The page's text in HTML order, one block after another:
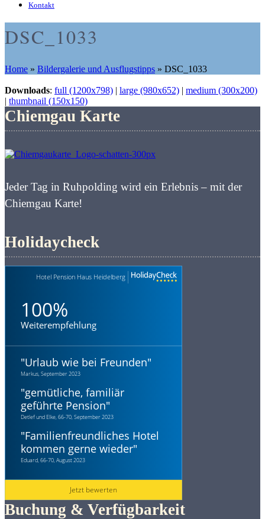
Kontakt
DSC_1033
Home » Bildergalerie und Ausflugstipps » DSC_1033
Downloads: full (1200x798) | large (980x652) | medium (300x200)
| thumbnail (150x150)
Chiemgau Karte
Jeder Tag in Ruhpolding wird ein Erlebnis – mit der
Chiemgau Karte!
Holidaycheck
Hotel Pension Haus Heidelberg
100%
Weiterempfehlung
"Urlaub wie bei Freunden"
Markus, September 2023
"gemütliche, familiär
geführte Pension"
Detlef und Elke, 66-70, September 2023
"Familienfreundliches Hotel
kommen gerne wieder"
Eduard, 66-70, August 2023
Jetzt bewerten
Buchung & Verfügbarkeit